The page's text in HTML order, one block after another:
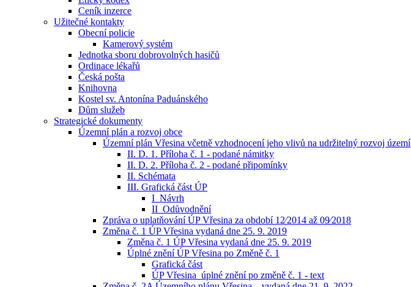
Ceník inzerce
Užitečné kontakty
Obecní policie
Kamerový systém
Jednotka sboru dobrovolných hasičů
Ordinace lékařů
Česká pošta
Knihovna
Kostel sv. Antonína Paduánského
Dům služeb
Strategické dokumenty
Územní plán a rozvoj obce
Územní plán Vřesina včetně vzhodnocení jeho vlivů na udržitelný rozvoj území
II. D. 1. Příloha č. 1 - podané námitky
II. D. 2. Příloha č. 2 - podané připomínky
II. Schémata
III. Grafická část ÚP
I_Návrh
II_Odůvodnění
Zpráva o uplatňování ÚP Vřesina za období 12⁄2014 až 09⁄2018
Změna č. 1 ÚP Vřesina vydaná dne 25. 9. 2019
Změna č. 1 ÚP Vřesina vydaná dne 25. 9. 2019
Úplné znění ÚP Vřesina po Změně č. 1
Grafická část
ÚP Vřesina_úplné znění po změně č. 1 - text